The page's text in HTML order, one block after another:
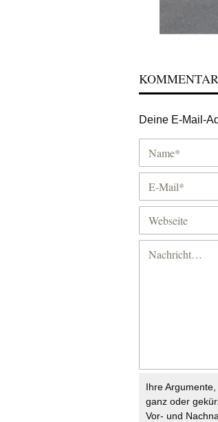
Deine E-Mail-
Ihre
ganz oder
Vor- und